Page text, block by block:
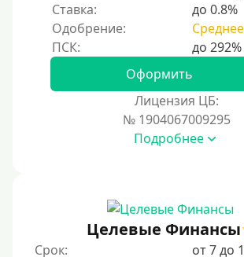
200000 руб
250000 руб
300000 руб
500000 руб
Карты банков и платежные
Мастеркард
Ставка:
до 0.8%
Одобрение:
Среднее
Оформить
Лицензия ЦБ:
№ 1904067009295
Подробнее
Целевые Финансы
Срок:
от 7 до